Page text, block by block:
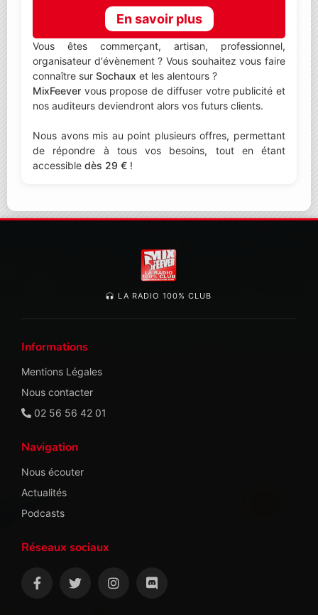
En savoir plus
Vous êtes commerçant, artisan, professionnel,
organisateur d'évènement ? Vous souhaitez vous faire
connaître sur Sochaux et les alentours ?
MixFeever vous propose de diffuser votre publicité et
nos auditeurs deviendront alors vos futurs clients.
Nous avons mis au point plusieurs offres, permettant
de répondre à tous vos besoins, tout en étant
accessible dès 29 € !
LA RADIO 100% CLUB
Informations
Mentions Légales
Nous contacter
02 56 56 42 01
Navigation
Nous écouter
Actualités
Podcasts
Réseaux sociaux